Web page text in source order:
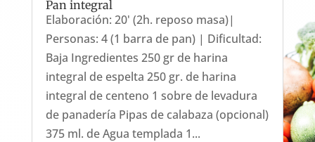
Pan integral
Elaboración: 20' (2h. reposo masa)|
Personas: 4 (1 barra de pan) | Dificultad:
Baja Ingredientes 250 gr de harina
integral de espelta 250 gr. de harina
integral de centeno 1 sobre de levadura
de panadería Pipas de calabaza (opcional)
375 ml. de Agua templada 1...